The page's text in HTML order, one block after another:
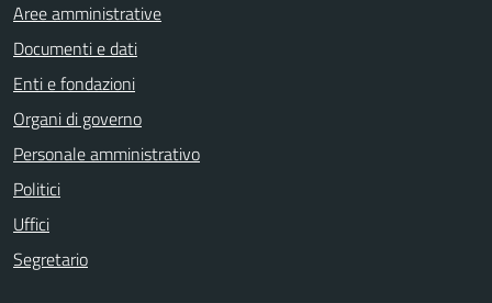
Aree amministrative
Documenti e dati
Enti e fondazioni
Organi di governo
Personale amministrativo
Politici
Uffici
Segretario